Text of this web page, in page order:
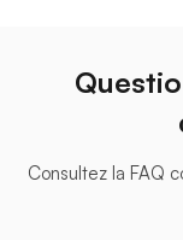
Consultez la FAQ